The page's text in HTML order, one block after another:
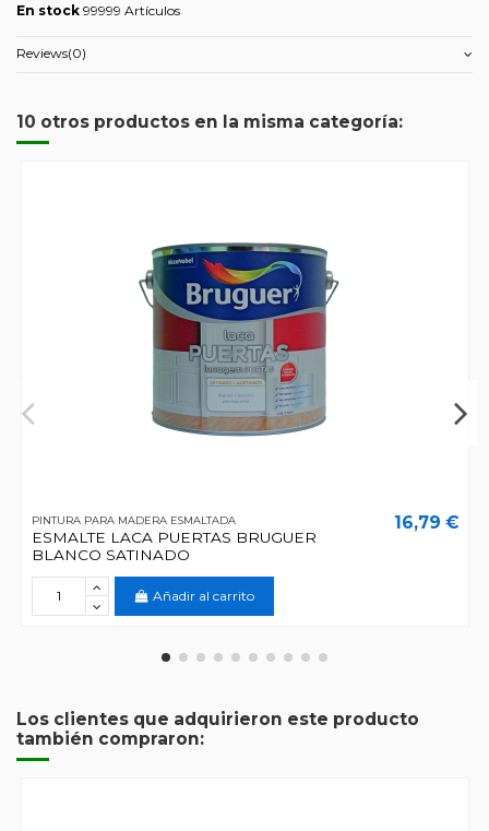
En stock 99999 Artículos
Reviews(0)
10 otros productos en la misma categoría:
PINTURA PARA MADERA ESMALTADA
ESMALTE LACA PUERTAS BRUGUER
BLANCO SATINADO
16,79 €
Añadir al carrito
Los clientes que adquirieron este producto
también compraron: